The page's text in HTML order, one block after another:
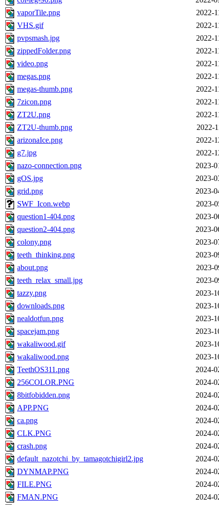
vaporTile.png
2022-
VHS.gif
2022-
pvpsmash.jpg
2022-
zippedFolder.png
2022-
video.png
2022-
megas.png
2022-
megas-thumb.png
2022-
7zicon.png
2022-
ZT2U.png
2022-
ZT2U-thumb.png
2022-
arizonaIce.png
2022-
g7.jpg
2022-
nazo-connection.png
2023-
gOS.jpg
2023-
grid.png
2023-
SWF_Icon.webp
2023-
question1-404.png
2023-
question2-404.png
2023-
colony.png
2023-
teeth_thinking.png
2023-
about.png
2023-
teeth_relax_small.jpg
2023-
tazzy.png
2023-
downloads.png
2023-
nealdotfun.png
2023-
spacejam.png
2023-
wakaliwood.gif
2023-
wakaliwood.png
2023-
TeethOS311.png
2024-
256COLOR.PNG
2024-
8bitfobidden.png
2024-
APP.PNG
2024-
ca.png
2024-
CLK.PNG
2024-
crash.png
2024-
default_nazotchi_by_tamagotchigirl2.jpg
2024-
DYNMAP.PNG
2024-
FILE.PNG
2024-
FMAN.PNG
2024-